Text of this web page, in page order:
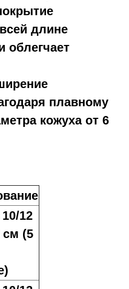
длине
облегчает
плавному
кожуха от 6
12
(5